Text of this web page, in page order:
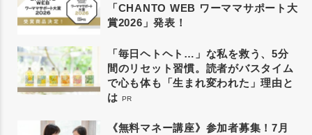
「CHANTO WEB ワーママサポート大
賞2026」発表！
「毎日ヘトヘト…」な私を救う、5分
間のリセット習慣。読者がバスタイム
で心も体も「生まれ変われた」理由と
は PR
《無料マネー講座》参加者募集！7月